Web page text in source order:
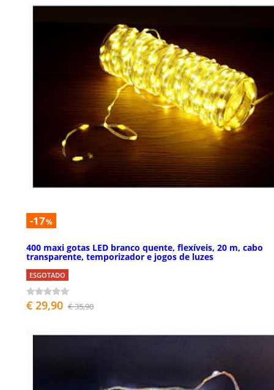
-17%
400 maxi gotas LED branco quente, flexíveis, 20 m, cabo
transparente, temporizador e jogos de luzes
ESGOTADO
€ 29,90 € 35,90